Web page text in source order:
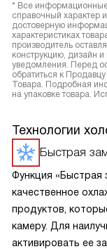
* Все
справочный характер
достоверную
характеристиках
производитель
конструкцию, дизайн
уведомления. Перед
обратиться к
Товара. Подробная
на упаковке товара.
Технологии
Быстрая
Функция «Быстрая
качественное
продуктов,
камеру. Для
активировать ее